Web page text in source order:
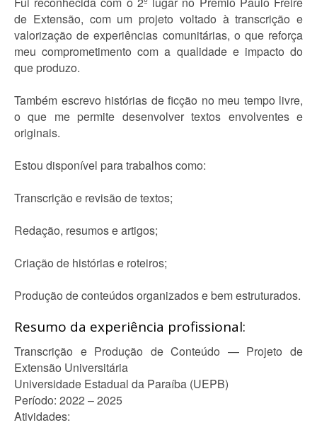
de Extensão, com um projeto voltado à transcrição e
valorização de experiências comunitárias, o que reforça
meu comprometimento com a qualidade e impacto do
que produzo.
Também escrevo histórias de ficção no meu tempo livre,
o que me permite desenvolver textos envolventes e
originais.
Estou disponível para trabalhos como:
Transcrição e revisão de textos;
Redação, resumos e artigos;
Criação de histórias e roteiros;
Produção de conteúdos organizados e bem estruturados.
Resumo da experiência profissional:
Transcrição e Produção de Conteúdo — Projeto de
Extensão Universitária
Universidade Estadual da Paraíba (UEPB)
Período: 2022 – 2025
Atividades: